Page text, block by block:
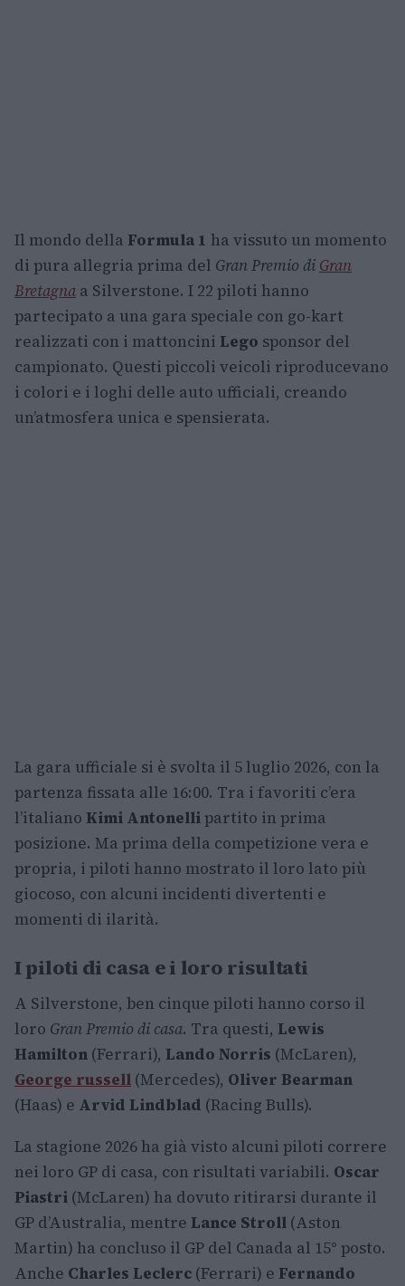
Il mondo della Formula 1 ha vissuto un momento
di pura allegria prima del Gran Premio di Gran
Bretagna a Silverstone. I 22 piloti hanno
partecipato a una gara speciale con go-kart
realizzati con i mattoncini Lego sponsor del
campionato. Questi piccoli veicoli riproducevano
i colori e i loghi delle auto ufficiali, creando
un’atmosfera unica e spensierata.
La gara ufficiale si è svolta il 5 luglio 2026, con la
partenza fissata alle 16:00. Tra i favoriti c’era
l’italiano Kimi Antonellipartito in prima
posizione. Ma prima della competizione vera e
propria, i piloti hanno mostrato il loro lato più
giocoso, con alcuni incidenti divertenti e
momenti di ilarità.
I piloti di casa e i loro risultati
A Silverstone, ben cinque piloti hanno corso il
loro Gran Premio di casa. Tra questi, Lewis
Hamilton (Ferrari), Lando Norris (McLaren),
George russell (Mercedes), Oliver Bearman
(Haas) e Arvid Lindblad (Racing Bulls).
La stagione 2026 ha già visto alcuni piloti correre
nei loro GP di casa, con risultati variabili. Oscar
Piastri (McLaren) ha dovuto ritirarsi durante il
GP d’Australia, mentre Lance Stroll (Aston
Martin) ha concluso il GP del Canada al 15° posto.
Anche Charles Leclerc (Ferrari) e Fernando